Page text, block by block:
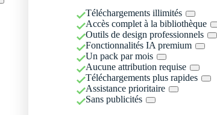
Téléchargements illimités
Accès complet à la bibliothèque
Outils de design professionnels
Fonctionnalités IA premium
Un pack par mois
Aucune attribution requise
Téléchargements plus rapides
Assistance prioritaire
Sans publicités